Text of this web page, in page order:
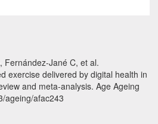
Fernández-Jané C, et al.
exercise delivered by digital health in
and meta-analysis. Age Ageing
ageing/afac243